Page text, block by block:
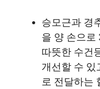
승모근과 경
을 양 손으로
따뜻한 수건
개선할 수 있
로 전달하는